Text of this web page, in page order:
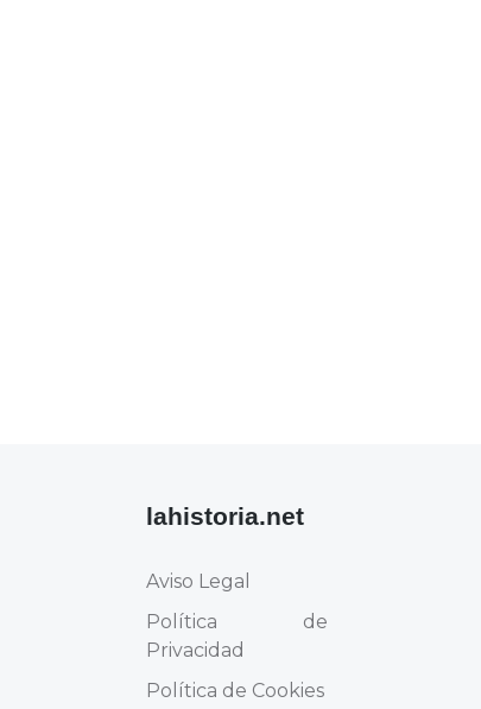
lahistoria.net
Aviso Legal
Política de
Privacidad
Política de Cookies